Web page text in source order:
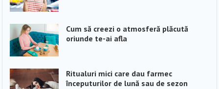
Cum să creezi o atmosferă plăcută
oriunde te-ai afla
Ritualuri mici care dau farmec
începuturilor de lună sau de sezon